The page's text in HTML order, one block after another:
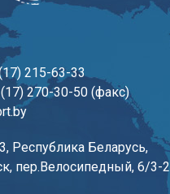
215-63-33
270-30-50 (факс)
Республика Беларусь,
пер.Велосипедный, 6/3-2